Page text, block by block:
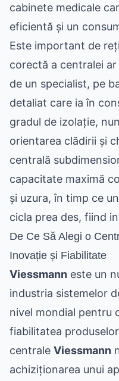
cabinete medicale
eficientă și un
Este important de
corectă a centralei
de un specialist, pe
detaliat care ia în
gradul de izolație,
orientarea clădirii și
centrală
capacitate maximă
și uzura, în timp ce
cicla prea des, fiind
De Ce Să Alegi o
Inovație și Fiabilitate
Viessmann este un
industria sistemelor
nivel mondial pentru
fiabilitatea
centrale Viessmann
achiziționarea unui